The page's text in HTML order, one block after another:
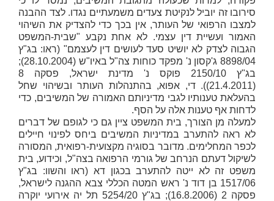
סירובו זה יוביל לנקיטת צעדים משמעתיים נגדו. לצד ההבנה
למצבו הרפואי של העותר, אין בכך כדי להצדיק את השיהוי
האמור ועשיית דין עצמי. לא אחת נקבע "שבית-המשפט
הגבוה לצדק לא יושיט סעד לעושים דין לעצמם" (ראו: בג"ץ
8898/04 ג'קסון נ' מפקד כוחות צה"ל באיו"ש
(28.10.2004);
בג"ץ 2150/10
פוקס נ' מדינת ישראל
, פסקה 8
(21.4.2011)). די, אפוא, בהתנהלות העותר ובשיהוי שחל
בהעלאת טענותיו לגבי מדיניותם האמורה של המשיבים, כדי
לדחות אף טענות אלה על הסף.
למעלה מן הצורך, בית המשפט ציין גם כי לגופם של דברים
לא ראה להתערב במדיניות המשיבים ביחס לפינוי חיילים
לכפר המחלימים. מדובר בסוגיה מקצועית-רפואית, המסורה
לשיקול דעתם הנרחב של גורמי הרפואה בצה"ל, וכידוע, בית
משפט זה לא ייטה להתערב בכגון דא (ראו והשוו: בג"ץ
1517/06 בן דוד נ' ראש המטה הכללי צבא ההגנה לישראל,
פסקה 2 (16.8.2006); בג"ץ 5254/20
תל יה אירועי יוקרה